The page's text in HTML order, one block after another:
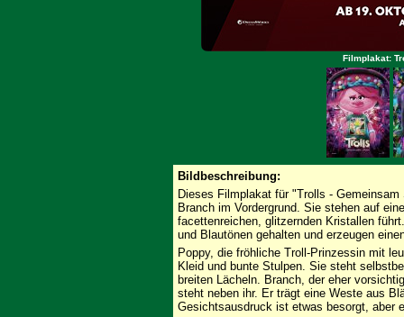
Filmplakat:
Bildbeschreibung:
Dieses Filmplakat für "Trolls -
Branch im Vordergrund. Sie stehen auf
facettenreichen, glitzernden Kristallen
und Blautönen gehalten und erzeugen
Poppy, die fröhliche Troll-Prinzessin mit
Kleid und bunte Stulpen. Sie steht
breiten Lächeln. Branch, der eher
steht neben ihr. Er trägt eine Weste aus
Gesichtsausdruck ist etwas besorgt, aber